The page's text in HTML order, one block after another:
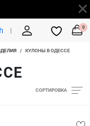
0
/ КУЛОНЫ В ОДЕССЕ
СОРТИРОВКА